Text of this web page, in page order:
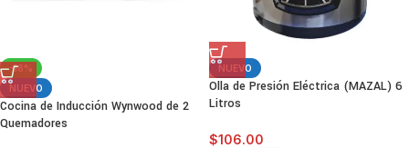
-18%
NUEVO
Cocina de Inducción Wynwood de 2
Quemadores
NUEVO
Olla de Presión Eléctrica (MAZAL) 6
Litros
$106.00